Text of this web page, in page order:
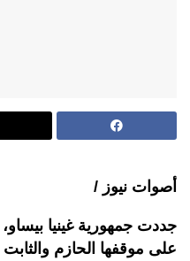
أصوات نيوز /
على موقفها الحازم